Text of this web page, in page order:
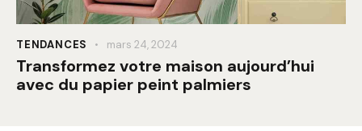
TENDANCES mars 24, 2024
Transformez votre maison aujourd’hui
avec du papier peint palmiers